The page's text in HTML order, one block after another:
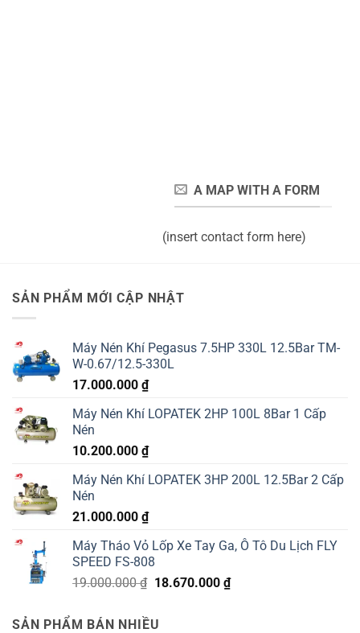
A MAP WITH A FORM
(insert contact form here)
SẢN PHẨM MỚI CẬP NHẬT
Máy Nén Khí Pegasus 7.5HP 330L 12.5Bar TM-
W-0.67/12.5-330L
17.000.000 ₫
Máy Nén Khí LOPATEK 2HP 100L 8Bar 1 Cấp
Nén
10.200.000 ₫
Máy Nén Khí LOPATEK 3HP 200L 12.5Bar 2 Cấp
Nén
21.000.000 ₫
Máy Tháo Vỏ Lốp Xe Tay Ga, Ô Tô Du Lịch FLY
SPEED FS-808
19.000.000₫ Giá
18.670.000 ₫Giá
SẢN PHẨM BÁN NHIỀU